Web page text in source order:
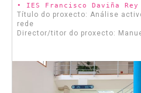
• IES Francisco Daviña
Título do proxecto: Análise
rede
Director/titor do proxecto: